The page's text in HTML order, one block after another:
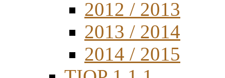
2012 / 2013
2013 / 2014
2014 / 2015